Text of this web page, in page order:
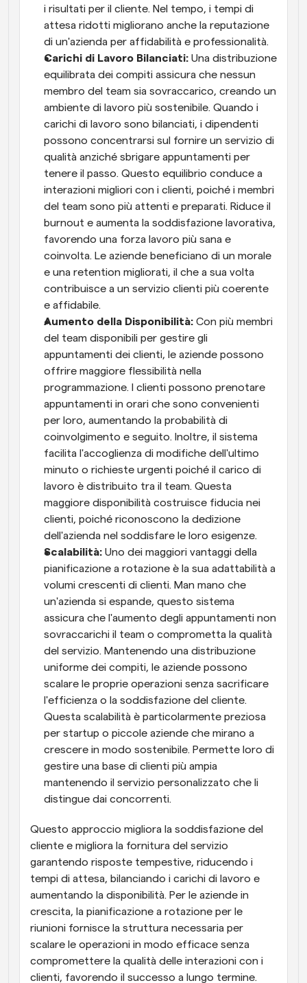
i risultati per il cliente. Nel tempo, i tempi di
attesa ridotti migliorano anche la reputazione
di un'azienda per affidabilità e professionalità.
Carichi di Lavoro Bilanciati: Una distribuzione
equilibrata dei compiti assicura che nessun
membro del team sia sovraccarico, creando un
ambiente di lavoro più sostenibile. Quando i
carichi di lavoro sono bilanciati, i dipendenti
possono concentrarsi sul fornire un servizio di
qualità anziché sbrigare appuntamenti per
tenere il passo. Questo equilibrio conduce a
interazioni migliori con i clienti, poiché i membri
del team sono più attenti e preparati. Riduce il
burnout e aumenta la soddisfazione lavorativa,
favorendo una forza lavoro più sana e
coinvolta. Le aziende beneficiano di un morale
e una retention migliorati, il che a sua volta
contribuisce a un servizio clienti più coerente
e affidabile.
Aumento della Disponibilità: Con più membri
del team disponibili per gestire gli
appuntamenti dei clienti, le aziende possono
offrire maggiore flessibilità nella
programmazione. I clienti possono prenotare
appuntamenti in orari che sono convenienti
per loro, aumentando la probabilità di
coinvolgimento e seguito. Inoltre, il sistema
facilita l'accoglienza di modifiche dell'ultimo
minuto o richieste urgenti poiché il carico di
lavoro è distribuito tra il team. Questa
maggiore disponibilità costruisce fiducia nei
clienti, poiché riconoscono la dedizione
dell'azienda nel soddisfare le loro esigenze.
Scalabilità: Uno dei maggiori vantaggi della
pianificazione a rotazione è la sua adattabilità a
volumi crescenti di clienti. Man mano che
un'azienda si espande, questo sistema
assicura che l'aumento degli appuntamenti non
sovraccarichi il team o comprometta la qualità
del servizio. Mantenendo una distribuzione
uniforme dei compiti, le aziende possono
scalare le proprie operazioni senza sacrificare
l'efficienza o la soddisfazione del cliente.
Questa scalabilità è particolarmente preziosa
per startup o piccole aziende che mirano a
crescere in modo sostenibile. Permette loro di
gestire una base di clienti più ampia
mantenendo il servizio personalizzato che li
distingue dai concorrenti.
Questo approccio migliora la soddisfazione del
cliente e migliora la fornitura del servizio
garantendo risposte tempestive, riducendo i
tempi di attesa, bilanciando i carichi di lavoro e
aumentando la disponibilità. Per le aziende in
crescita, la pianificazione a rotazione per le
riunioni fornisce la struttura necessaria per
scalare le operazioni in modo efficace senza
compromettere la qualità delle interazioni con i
clienti, favorendo il successo a lungo termine.